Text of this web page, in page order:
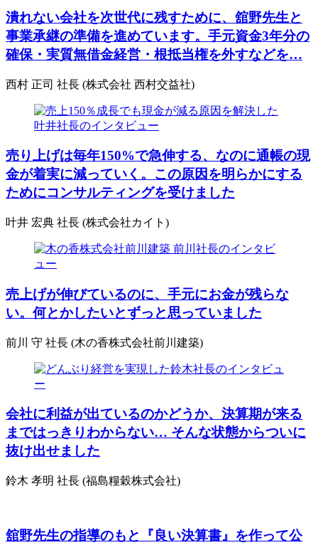
潰れない会社を次世代に残すために、舘野先生と
事業承継の準備を進めています。手元資金3年分の
確保・実質無借金経営・根抵当権を外すなどを…
西村 正司 社長 (株式会社 西村交益社)
売り上げは毎年150%で急伸する、なのに通帳の現
金が着実に減っていく。この原因を明らかにする
ためにコンサルティングを受けました
叶井 宏典 社長 (株式会社カイト)
売上げが伸びているのに、手元にお金が残らな
い。何とかしたいとずっと思っていました
前川 守 社長 (木の香株式会社前川建築)
会社に利益が出ているのかどうか、決算期が来る
まではっきりわからない… そんな状態からついに
抜け出せました
鈴木 孝明 社長 (福島糧穀株式会社)
舘野先生の指導のもと『良い決算書』を作って公